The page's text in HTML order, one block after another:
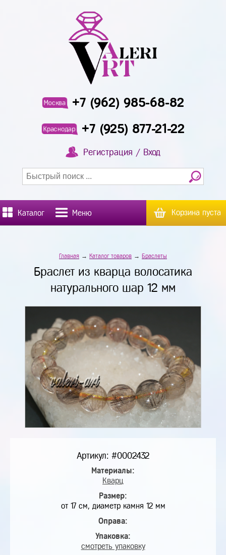
Москва +7 (962) 985-68-82
Краснодар +7 (925) 877-21-22
Регистрация / Вход
Каталог Меню Корзина пуста
Главная → Каталог товаров → Браслеты
Браслет из кварца волосатика
натурального шар 12 мм
Артикул: #0002432
Материалы:
Кварц
Размер:
от 17 см, диаметр камня 12 мм
Оправа:
Упаковка:
смотреть упаковку